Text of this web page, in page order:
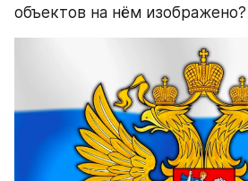
объектов на нём изображено?